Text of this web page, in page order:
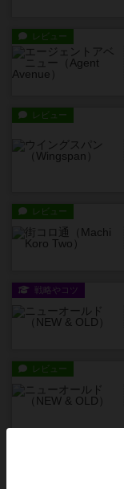
レビュー
レビュー
レビュー
戦略やコツ
レビュー